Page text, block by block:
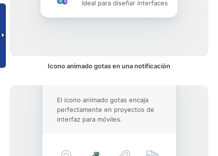
Ideal para diseñar interfaces
Icono animado gotas en una notificación
El icono animado gotas encaja
perfectamente en proyectos de
interfaz para móviles.